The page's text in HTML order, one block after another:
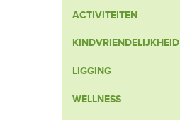
ACTIVITEITEN
KINDVRIENDELIJKHEID
LIGGING
WELLNESS